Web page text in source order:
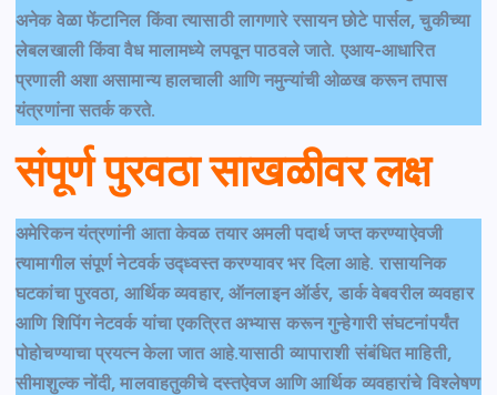
अनेक वेळा फेंटानिल किंवा त्यासाठी लागणारे रसायन छोटे पार्सल, चुकीच्या
लेबलखाली किंवा वैध मालामध्ये लपवून पाठवले जाते. एआय-आधारित
प्रणाली अशा असामान्य हालचाली आणि नमुन्यांची ओळख करून तपास
यंत्रणांना सतर्क करते.
संपूर्ण पुरवठा साखळीवर लक्ष
अमेरिकन यंत्रणांनी आता केवळ तयार अमली पदार्थ जप्त करण्याऐवजी
त्यामागील संपूर्ण नेटवर्क उद्ध्वस्त करण्यावर भर दिला आहे. रासायनिक
घटकांचा पुरवठा, आर्थिक व्यवहार, ऑनलाइन ऑर्डर, डार्क वेबवरील व्यवहार
आणि शिपिंग नेटवर्क यांचा एकत्रित अभ्यास करून गुन्हेगारी संघटनांपर्यंत
पोहोचण्याचा प्रयत्न केला जात आहे.यासाठी व्यापाराशी संबंधित माहिती,
सीमाशुल्क नोंदी, मालवाहतुकीचे दस्तऐवज आणि आर्थिक व्यवहारांचे विश्लेषण